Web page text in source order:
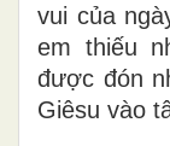
vui của
em thiếu
được đón
Giêsu vào